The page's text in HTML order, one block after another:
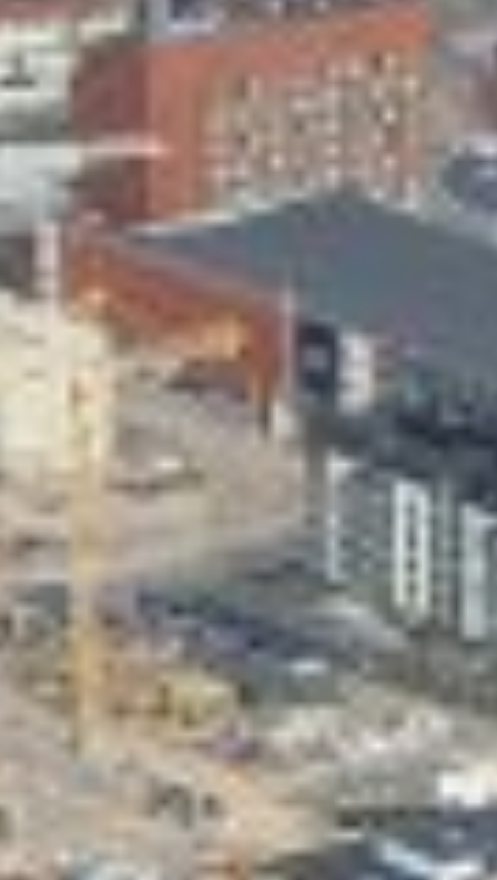
Skeittihalli
Varhaiskasvatus
Ateria- ja välipalamaksut
Mämminiemi
Taideapteekki
Kirjasto
Valon Kaupunki
Lasten Lysti & LystiKylä-festivaali
Ohje
English